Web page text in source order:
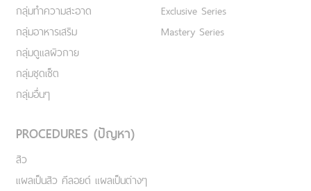
กลุ่มทำความสะอาด
กลุ่มอาหารเสริม
กลุ่มดูแลผิวกาย
กลุ่มชุดเซ็ต
กลุ่มอื่นๆ
Exclusive Series
Mastery Series
PROCEDURES (ปัญหา)
สิว
แผลเป็นสิว คีลอยด์ แผลเป็นต่างๆ